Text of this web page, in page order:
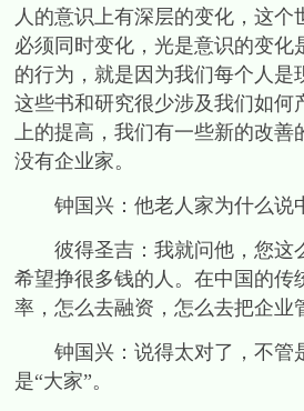
人的意识上有深层的变化，这
必须同时变化，光是意识的变
的行为，就是因为我们每个人
这些书和研究很少涉及我们如
上的提高，我们有一些新的改
没有企业家。
钟国兴：他老人家为什么说
彼得圣吉：我就问他，您这么
希望挣很多钱的人。在中国的
率，怎么去融资，怎么去把企
钟国兴：说得太对了，不管是
是“大家”。